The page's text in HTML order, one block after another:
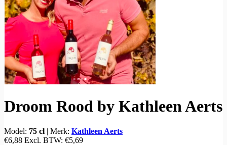
Droom Rood by Kathleen Aerts
Model: 75 cl | Merk: Kathleen Aerts
€6,88 Excl. BTW: €5,69